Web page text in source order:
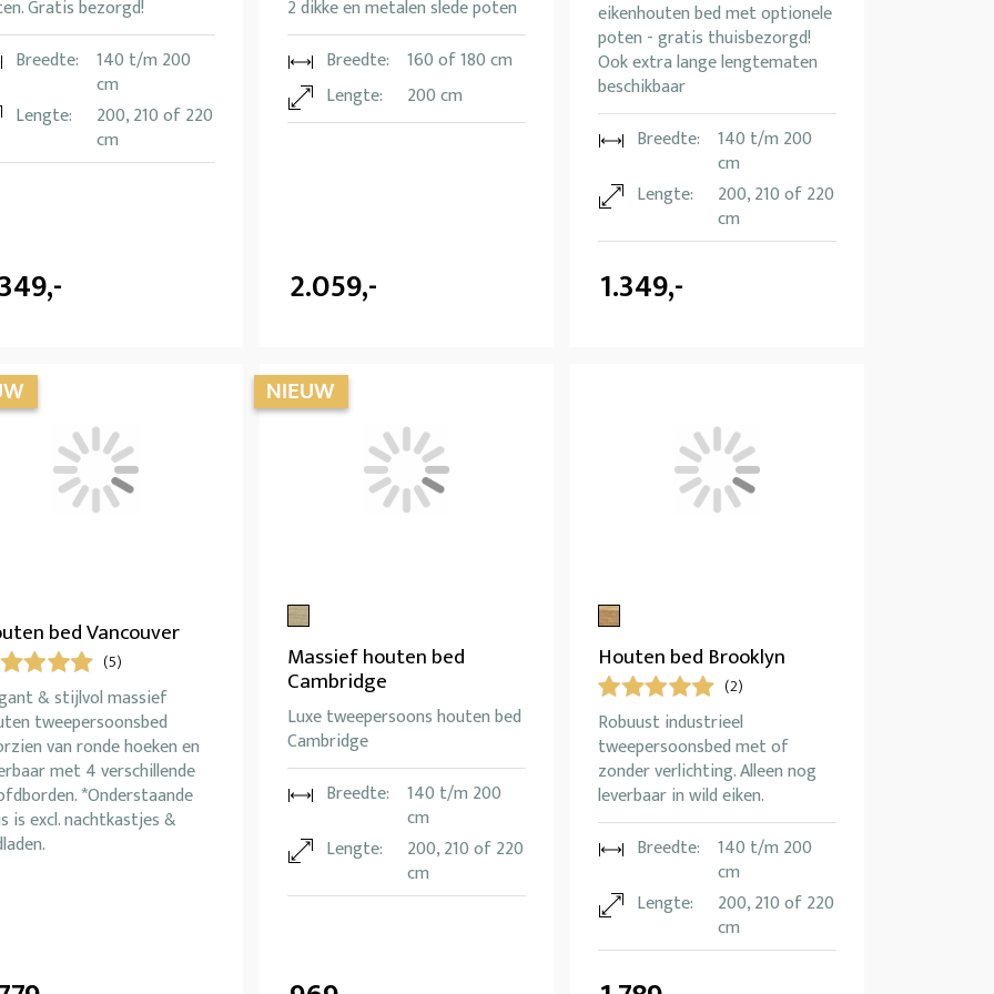
Gratis bezorgd!
Breedte:
140 t/m 200
cm
Lengte:
200, 210 of 220
cm
2 dikke en metalen slede poten
Breedte:
160 of 180 cm
Lengte:
200 cm
2.059,-
eikenhouten bed met optionele
poten - gratis thuisbezorgd!
Ook extra lange lengtematen
beschikbaar
Breedte:
140 t/m 200
cm
Lengte:
200, 210 of 220
cm
1.349,-
bed Vancouver
(5)
& stijlvol massief
tweepersoonsbed
van ronde hoeken en
met 4 verschillende
*Onderstaande
is excl. nachtkastjes &
Massief houten bed
Cambridge
Luxe tweepersoons houten bed
Cambridge
Breedte:
140 t/m 200
cm
Lengte:
200, 210 of 220
cm
Houten bed Brooklyn
(2)
Robuust industrieel
tweepersoonsbed met of
zonder verlichting. Alleen nog
leverbaar in wild eiken.
Breedte:
140 t/m 200
cm
Lengte:
200, 210 of 220
cm